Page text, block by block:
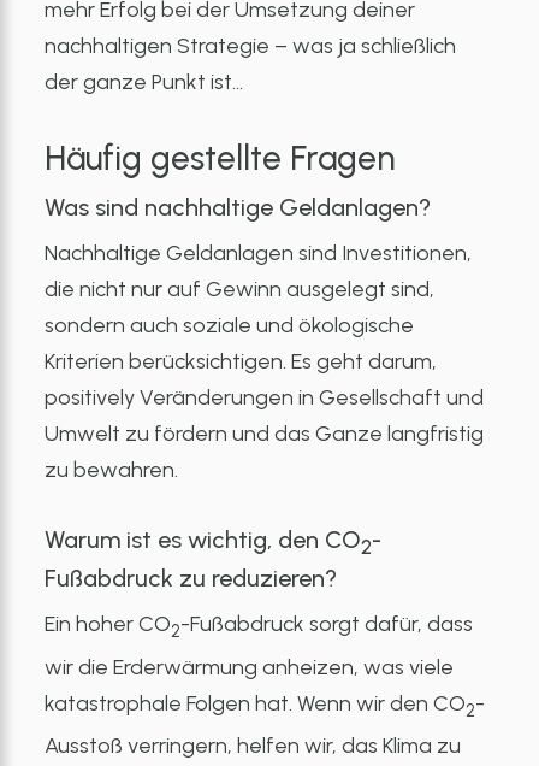
mehr Erfolg bei der Umsetzung deiner
nachhaltigen Strategie – was ja schließlich
der ganze Punkt ist…
Häufig gestellte Fragen
Was sind nachhaltige Geldanlagen?
Nachhaltige Geldanlagen sind Investitionen,
die nicht nur auf Gewinn ausgelegt sind,
sondern auch soziale und ökologische
Kriterien berücksichtigen. Es geht darum,
positively Veränderungen in Gesellschaft und
Umwelt zu fördern und das Ganze langfristig
zu bewahren.
Warum ist es wichtig, den CO2-
Fußabdruck zu reduzieren?
Ein hoher CO2-Fußabdruck sorgt dafür, dass
wir die Erderwärmung anheizen, was viele
katastrophale Folgen hat. Wenn wir den CO2-
Ausstoß verringern, helfen wir, das Klima zu